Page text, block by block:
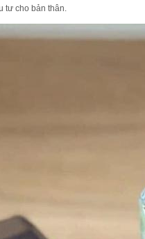
tư cho bản thân.